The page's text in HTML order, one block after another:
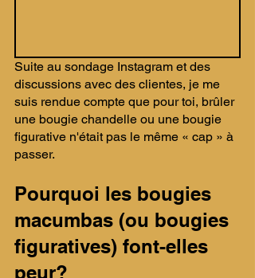
Suite au sondage Instagram et des
discussions avec des clientes, je me
suis rendue compte que pour toi, brûler
une bougie chandelle ou une bougie
figurative n'était pas le même « cap » à
passer.
​Pourquoi les bougies
macumbas (ou bougies
figuratives) font-elles
peur?